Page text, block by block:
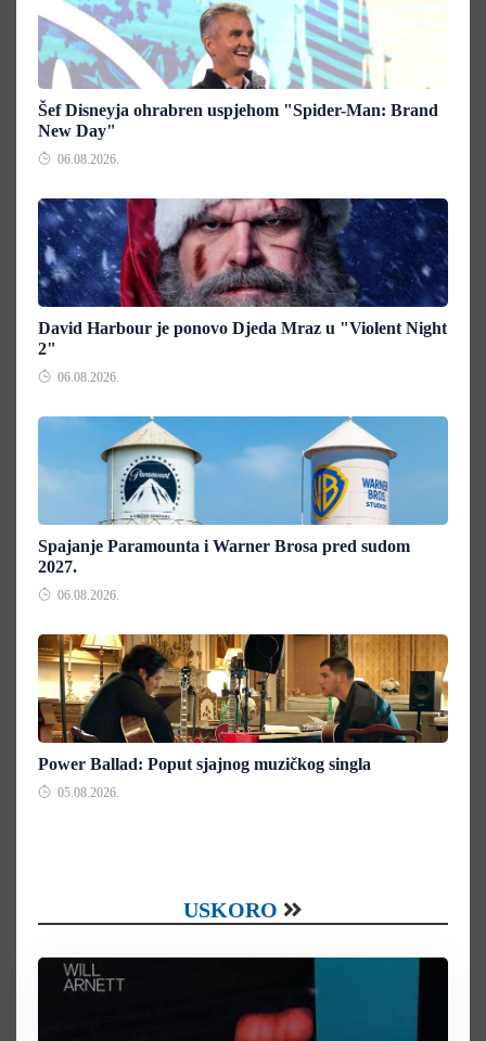
Šef Disneyja ohrabren uspjehom "Spider-Man: Brand
New Day"
06.08.2026.
David Harbour je ponovo Djeda Mraz u "Violent Night
2"
06.08.2026.
Spajanje Paramounta i Warner Brosa pred sudom
2027.
06.08.2026.
Power Ballad: Poput sjajnog muzičkog singla
05.08.2026.
USKORO